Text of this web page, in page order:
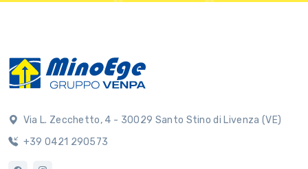
Via L. Zecchetto, 4 - 30029 Santo Stino di Livenza (VE)
+39 0421 290573